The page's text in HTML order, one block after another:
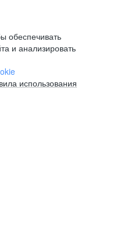
обеспечивать
и анализировать
использования